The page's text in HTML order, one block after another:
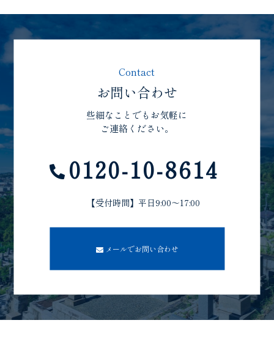
Contact
お問い合わせ
些細なことでもお気軽に
ご連絡ください。
0120-10-8614
【受付時間】平日9:00～17:00
メールでお問い合わせ